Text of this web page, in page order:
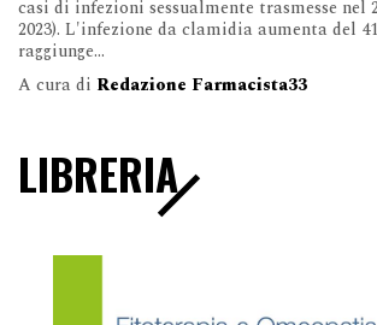
casi di infezioni sessualmente trasmesse nel
2023). L'infezione da clamidia aumenta del
raggiunge...
A cura di Redazione Farmacista33
LIBRERIA